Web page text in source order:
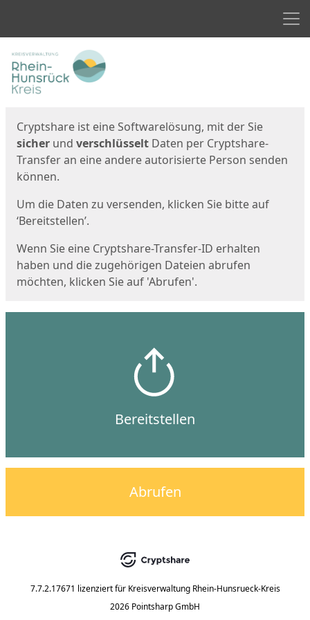
Start
Cryptshare ist eine Softwarelösung, mit der Sie
sicher und verschlüsselt Daten per Cryptshare-
Transfer an eine andere autorisierte Person senden
können.
Um die Daten zu versenden, klicken Sie bitte auf
‘Bereitstellen’.
Wenn Sie eine Cryptshare-Transfer-ID erhalten
haben und die zugehörigen Dateien abrufen
möchten, klicken Sie auf 'Abrufen'.
Bereitstellen
Abrufen
7.7.2.17671 lizenziert für Kreisverwaltung Rhein-Hunsrueck-Kreis
2026 Pointsharp GmbH